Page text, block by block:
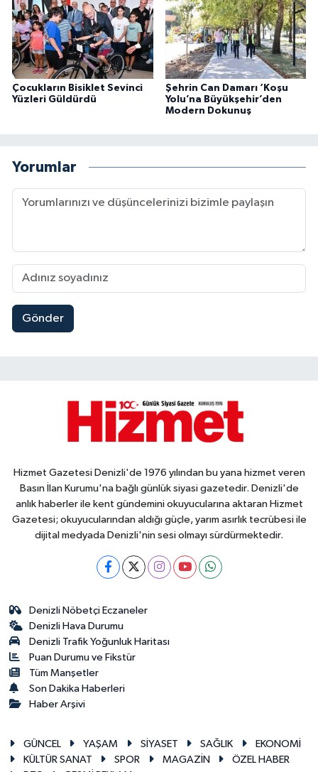
Çocukların Bisiklet Sevinci
Yüzleri Güldürdü
Şehrin Can Damarı ‘Koşu
Yolu’na Büyükşehir’den
Modern Dokunuş
Yorumlar
Gönder
Hizmet Gazetesi Denizli'de 1976 yılından bu yana hizmet veren
Basın İlan Kurumu'na bağlı günlük siyasi gazetedir. Denizli'de
anlık haberler ile kent gündemini okuyucularına aktaran Hizmet
Gazetesi; okuyucularından aldığı güçle, yarım asırlık tecrübesi ile
dijital medyada Denizli'nin sesi olmayı sürdürmektedir.
Denizli Nöbetçi Eczaneler
Denizli Hava Durumu
Denizli Trafik Yoğunluk Haritası
Puan Durumu ve Fikstür
Tüm Manşetler
Son Dakika Haberleri
Haber Arşivi
GÜNCEL YAŞAM SİYASET SAĞLIK
EKONOMİ
KÜLTÜR SANAT
SPOR MAGAZİN
ÖZEL HABER